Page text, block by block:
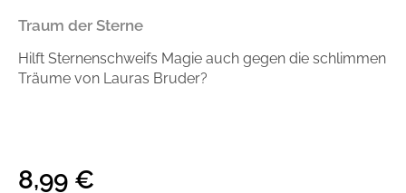
Ratgeber und Sachbuch
Reihen
Handel
Presse
Autorinnen und Autoren
Traum der Sterne
Hilft Sternenschweifs Magie auch gegen die schlimmen
Träume von Lauras Bruder?
8,99 €